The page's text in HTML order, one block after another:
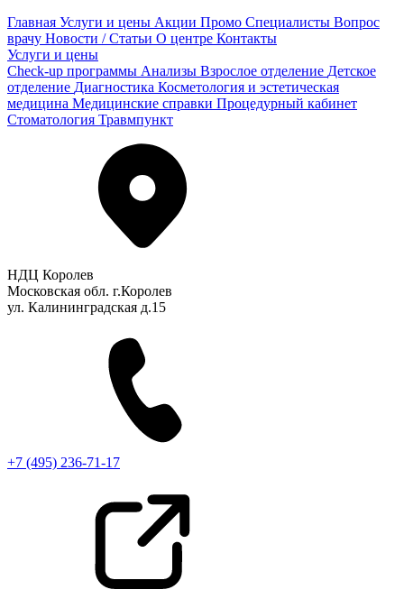
Главная Услуги и цены Акции Промо Специалисты Вопрос
врачу Новости / Статьи О центре Контакты
Услуги и цены
Check-up программы Анализы Взрослое отделение Детское
отделение Диагностика Косметология и эстетическая
медицина Медицинские справки Процедурный кабинет
Стоматология Травмпункт
НДЦ Королев
Московская обл. г.Королев
ул. Калининградская д.15
+7 (495) 236-71-17